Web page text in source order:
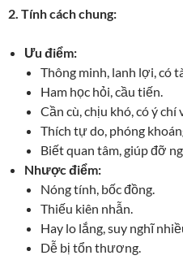
2. Tính cách chung:
Ưu điểm:
Thông minh, lanh lợi, có
Ham học hỏi, cầu tiến.
Cần cù, chịu khó, có ý chí
Thích tự do, phóng
Biết quan tâm, giúp đỡ
Nhược điểm:
Nóng tính, bốc đồng.
Thiếu kiên nhẫn.
Hay lo lắng, suy nghĩ
Dễ bị tổn thương.